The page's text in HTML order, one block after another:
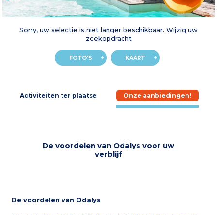
Sorry, uw selectie is niet langer beschikbaar. Wijzig uw
zoekopdracht
FOTO'S KAART
Activiteiten ter plaatse Onze aanbiedingen!
De voordelen van Odalys voor uw
verblijf
De voordelen van Odalys